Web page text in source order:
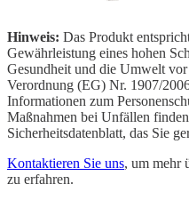
Hinweis: Das Produkt
Gewährleistung eines hohen
Gesundheit und die Umwelt
Verordnung (EG) Nr. 1907/
Informationen zum
Maßnahmen bei Unfällen
Sicherheitsdatenblatt, das Sie
Kontaktieren Sie uns, um mehr
zu erfahren.